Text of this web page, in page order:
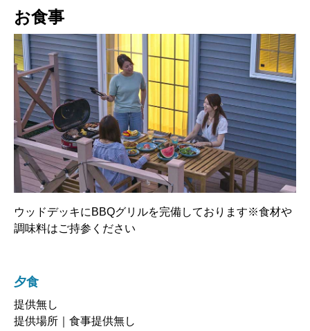
お食事
ウッドデッキにBBQグリルを完備しております※食材や
調味料はご持参ください
夕食
提供無し
提供場所｜食事提供無し